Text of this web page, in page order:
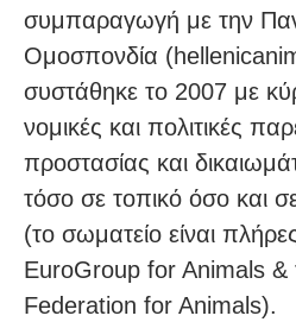
συμπαραγωγή με την
Ομοσπονδία
συστάθηκε το 2007 με
νομικές και πολιτικές
προστασίας και
τόσο σε τοπικό όσο και
(το σωματείο είναι
EuroGroup for Animals &
Federation for Animals).